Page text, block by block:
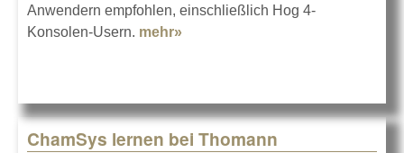
Anwendern empfohlen, einschließlich Hog 4-
Konsolen-Usern. mehr»
ChamSys lernen bei Thomann